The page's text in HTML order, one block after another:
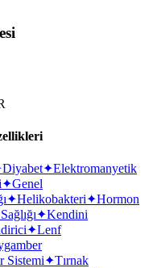
Diyabet✦Elektromanyetik
✦Genel
✦Helikobakteri✦Hormon
✦Kendini
✦Lenf
Sistemi✦Tırnak